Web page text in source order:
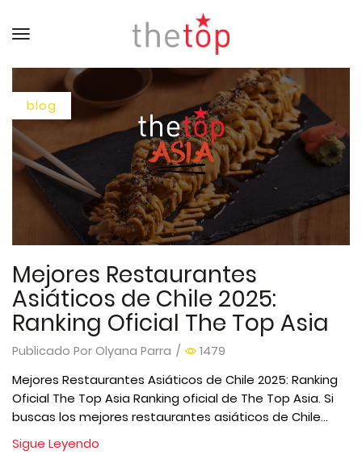
Menu
blog
Mejores Restaurantes
Asiáticos de Chile 2025:
Ranking Oficial The Top Asia
Publicado Por Olyana Parra / 1479
Mejores Restaurantes Asiáticos de Chile 2025: Ranking
Oficial The Top Asia Ranking oficial de The Top Asia. Si
buscas los mejores restaurantes asiáticos de Chile...
Sigue Leyendo